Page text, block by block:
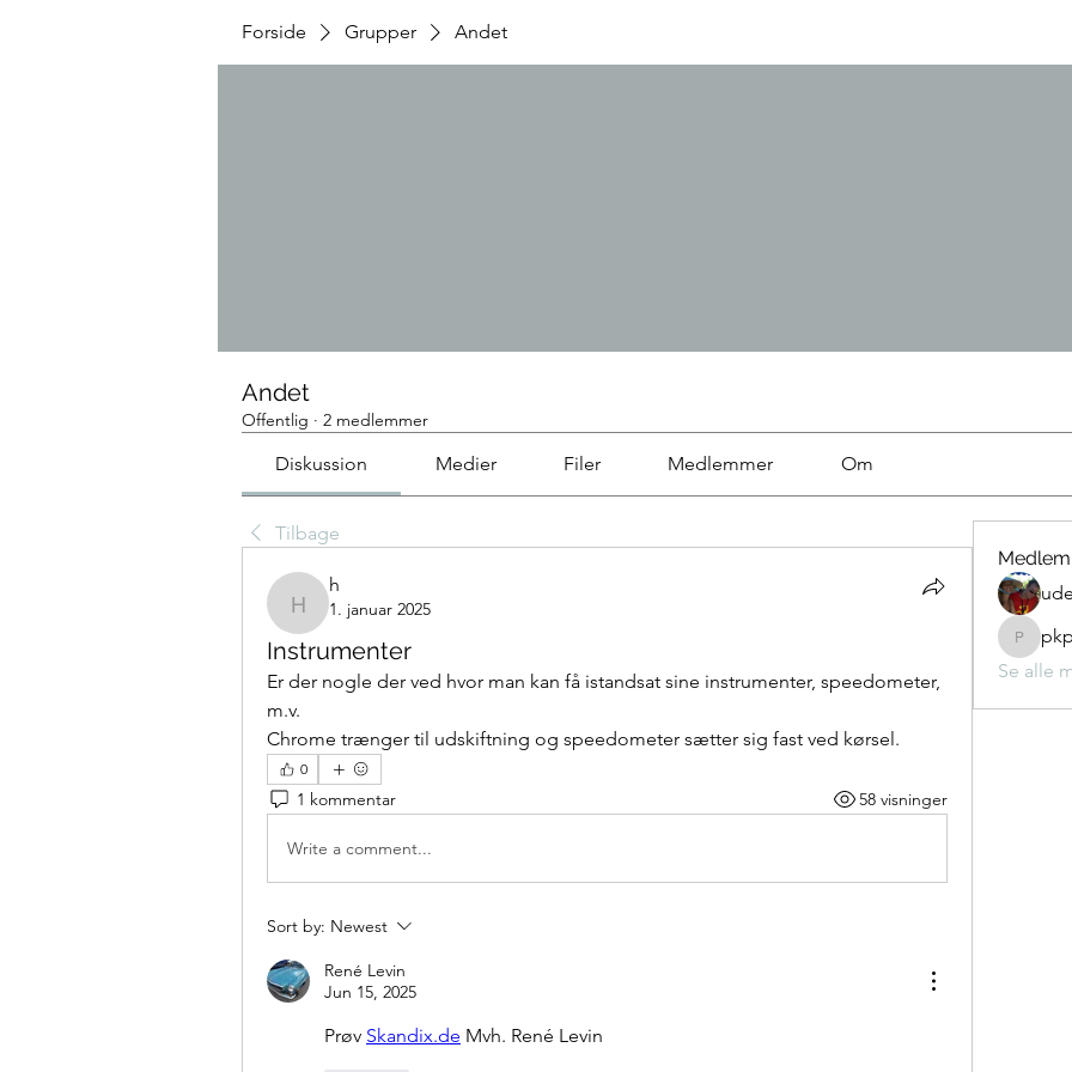
Forside Grupper Andet
Andet
Offentlig · 2 medlemmer
Diskussion Medier Filer Medlemmer Om
Tilbage
h
h
1. januar 2025
Instrumenter
Er der nogle der ved hvor man kan få istandsat sine instrumenter, speedometer,
m.v.
Chrome trænger til udskiftning og speedometer sætter sig fast ved kørsel.
0
1 kommentar 58 visninger
Write a comment...
Sort by: Newest
René Levin
Jun 15, 2025
Prøv Skandix.de Mvh. René Levin
pkp324
Se alle